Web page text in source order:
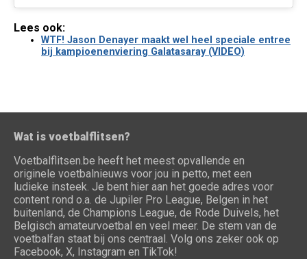
Lees ook:
WTF! Jason Denayer maakt wel heel speciale entree
bij kampioenenviering Galatasaray (VIDEO)
Wat is voetbalflitsen?
Voetbalflitsen.be heeft het meest opvallende en
originele voetbalnieuws voor jou in petto, met een
ludieke insteek. Je bent hier aan het goede adres voor
content rond o.a. de Jupiler Pro League, Belgen in het
buitenland, de Champions League, de Rode Duivels, het
Belgisch amateurvoetbal en veel meer. De stem van de
voetbalfan staat bij ons centraal. Volg ons zeker ook op
Facebook, X, Instagram en TikTok!